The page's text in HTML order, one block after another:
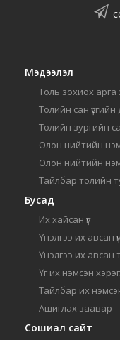
Мэдээлэл
Толь зохиох арга
Толийн сан
Толийн зургийн
Олон нийтийн
Олон нийтийн
Тайлбар толийн
Бусад
Их хайсан үг
Үнэлгээ их авсан үг
Үнэлгээ их авсан
Үг их нэмсэн
Тайлбар их
Ашиглах заавар
Сошиал сайт